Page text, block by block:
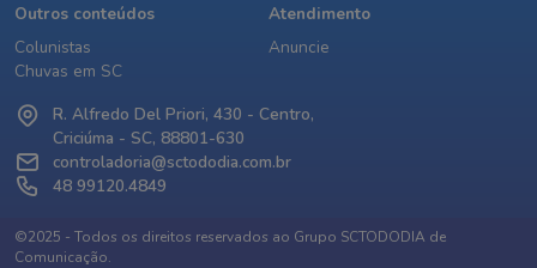
Outros conteúdos
Colunistas
Chuvas em SC
Atendimento
Anuncie
R. Alfredo Del Priori, 430 - Centro,
Criciúma - SC, 88801-630
controladoria@sctododia.com.br
48 99120.4849
©2025 - Todos os direitos reservados ao Grupo SCTODODIA de
Comunicação.